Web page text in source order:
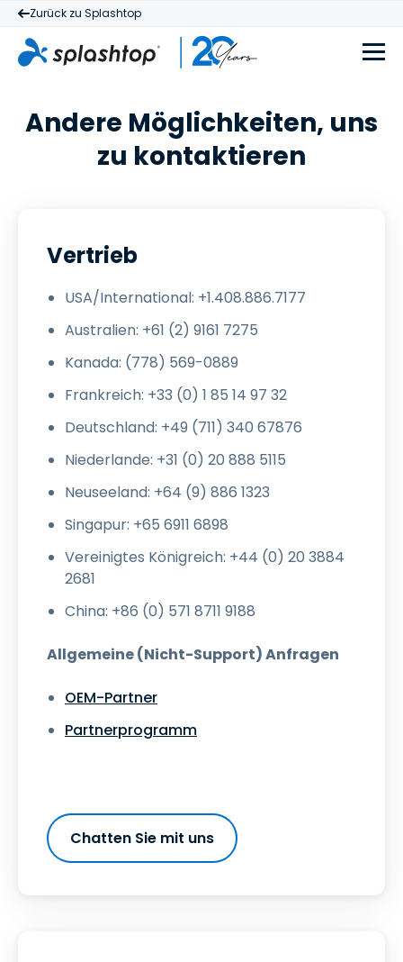
Zurück zu Splashtop
Andere Möglichkeiten, uns
zu kontaktieren
Vertrieb
USA/International: +1.408.886.7177
Australien: +61 (2) 9161 7275
Kanada: (778) 569-0889
Frankreich: +33 (0) 1 85 14 97 32
Deutschland: +49 (711) 340 67876
Niederlande: +31 (0) 20 888 5115
Neuseeland: +64 (9) 886 1323
Singapur: +65 6911 6898
Vereinigtes Königreich: +44 (0) 20 3884
2681
China: +86 (0) 571 8711 9188
Allgemeine (Nicht-Support) Anfragen
OEM-Partner
Partnerprogramm
Chatten Sie mit uns